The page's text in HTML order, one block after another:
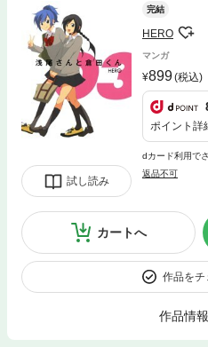
試し読み
完結
HERO
マンガ
899(税込)
ポイント詳
dカード利用で
返品不可
カートへ
作品をチ
作品情